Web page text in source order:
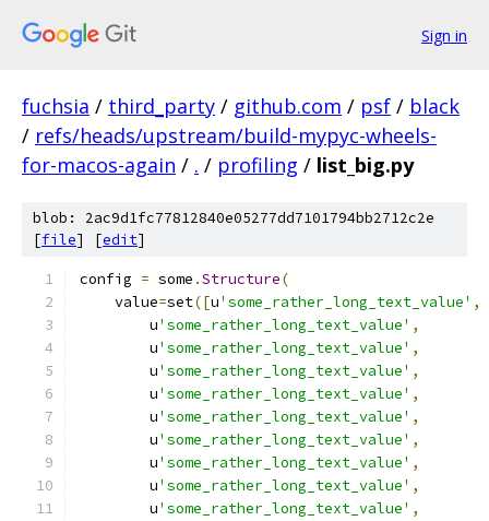
Sign in
fuchsia / third_party / github.com / psf / black
/ refs/heads/upstream/build-mypyc-wheels-
for-macos-again / . / profiling / list_big.py
blob: 2ac9d1fc77812840e05277dd7101794bb2712c2e
[file] [edit]
config = some .Structure(
    value
=set([u'some_rather_long_text_value' ,
        u
'some_rather_long_text_value' ,
        u
'some_rather_long_text_value' ,
        u
'some_rather_long_text_value' ,
        u
'some_rather_long_text_value' ,
        u
'some_rather_long_text_value' ,
        u
'some_rather_long_text_value' ,
        u
'some_rather_long_text_value' ,
        u
'some_rather_long_text_value' ,
        u
'some_rather_long_text_value' ,